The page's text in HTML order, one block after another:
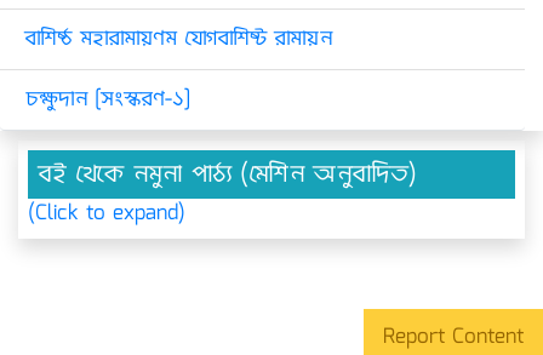
বাশিষ্ঠ মহারামায়ণম যোগবাশিষ্ট রামায়ন
চক্ষুদান [সংস্করণ-১]
বই থেকে নমুনা পাঠ্য (মেশিন অনুবাদিত)
(Click to expand)
Report Content